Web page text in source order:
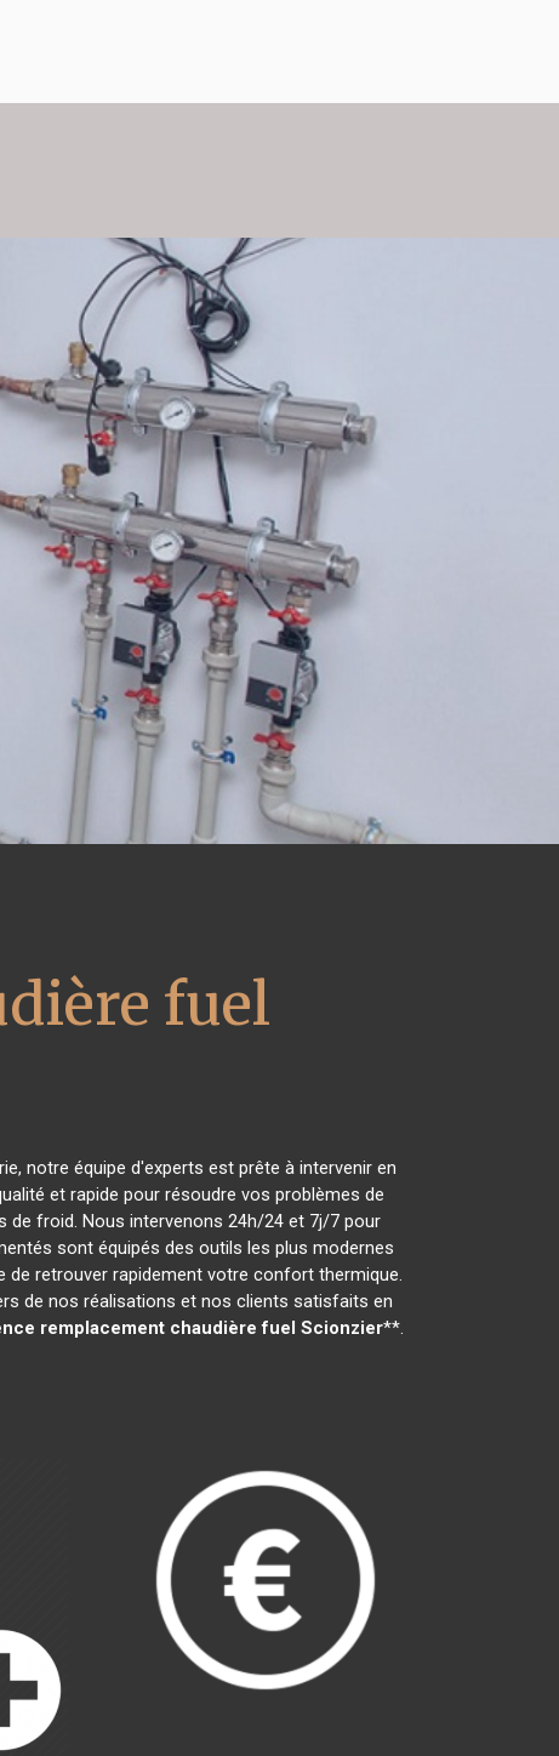
fuel
notre équipe d'experts est prête à intervenir en
et rapide pour résoudre vos problèmes de
froid. Nous intervenons 24h/24 et 7j/7 pour
sont équipés des outils les plus modernes
retrouver rapidement votre confort thermique.
de nos réalisations et nos clients satisfaits en
remplacement chaudière fuel Scionzier**.